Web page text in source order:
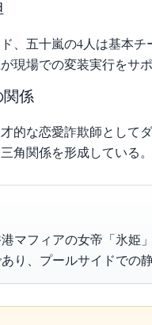
、五十嵐の4人は基本
現場での変装実行をサ
関係
的な恋愛詐欺師として
角関係を形成している。
マフィアの女帝「氷姫
り、プールサイドでの